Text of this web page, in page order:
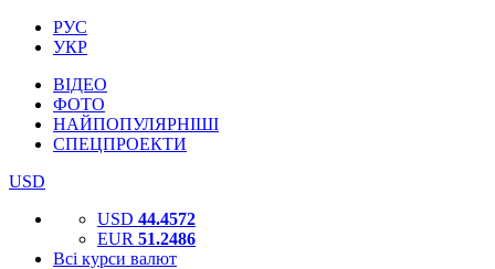
РУС
УКР
ВІДЕО
ФОТО
НАЙПОПУЛЯРНІШІ
СПЕЦПРОЕКТИ
USD
USD 44.4572
EUR 51.2486
Всі курси валют